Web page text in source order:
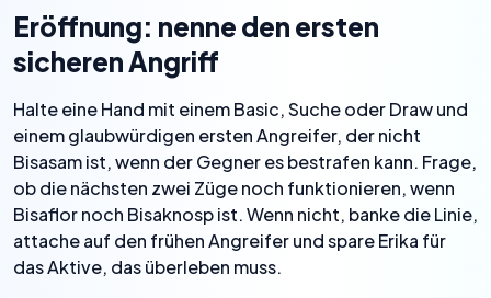
Eröffnung: nenne den ersten
sicheren Angriff
Halte eine Hand mit einem Basic, Suche oder Draw und
einem glaubwürdigen ersten Angreifer, der nicht
Bisasam ist, wenn der Gegner es bestrafen kann. Frage,
ob die nächsten zwei Züge noch funktionieren, wenn
Bisaflor noch Bisaknosp ist. Wenn nicht, banke die Linie,
attache auf den frühen Angreifer und spare Erika für
das Aktive, das überleben muss.